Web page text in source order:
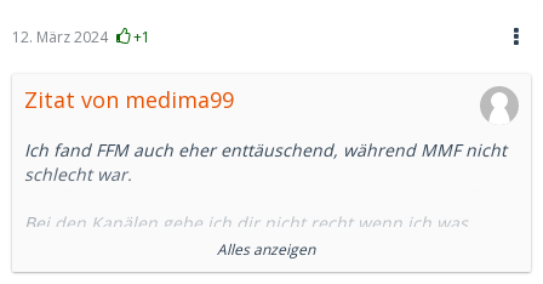
12. März 2024 +1
Zitat von medima99
Ich fand FFM auch eher enttäuschend, während MMF nicht
schlecht war.
Bei den Kanälen gebe ich dir nicht recht wenn ich was
langfristiges habe dann kenne ich Name Adresse usw und
ein Fake oder 2 Account fällt doch meist auf.
Alles anzeigen